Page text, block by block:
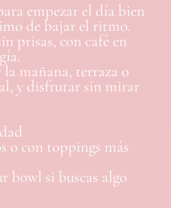
empezar el día bien
de bajar el ritmo.
prisas, con café en
mañana, terraza o
y disfrutar sin mirar
o con toppings más
bowl si buscas algo